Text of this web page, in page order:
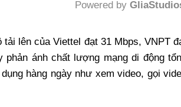
Powered by
lên của Viettel đạt 31 Mbps, VNPT
ánh chất lượng mạng di động
hàng ngày như xem video, gọi